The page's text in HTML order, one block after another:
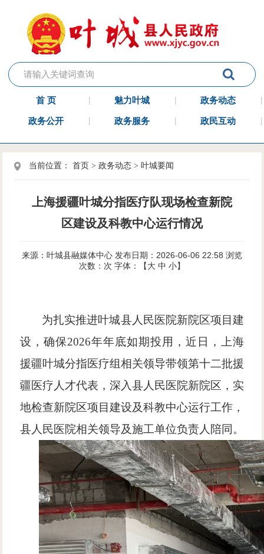
首 页 魅力叶城 政务动态
政务公开 政务服务 政民互动
当前位置：首页 >政务动态 >叶城要闻
上海援疆叶城分指医疗队现场检查新院
区建设及科教中心运行情况
来源：叶城县融媒体中心 发布日期：2026-06-06 22:58 浏览
次数： 次 字体：【大 中 小】
为扎实推进叶城县人民医院新院区项目建
设，确保2026年年底如期投用，近日，上海
援疆叶城分指医疗组相关领导带领第十二批援
疆医疗人才代表，深入县人民医院新院区，实
地检查新院区项目建设及科教中心运行工作，
县人民医院相关领导及施工单位负责人陪同。